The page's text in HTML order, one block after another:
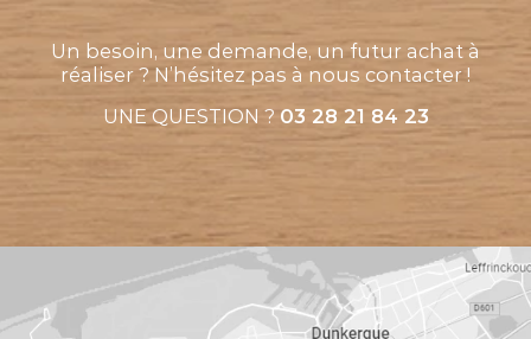
Un besoin, une demande, un futur achat à
réaliser ? N’hésitez pas à nous contacter !
UNE QUESTION ? 03 28 21 84 23